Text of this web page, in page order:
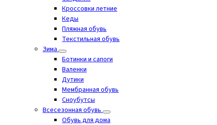
Кроссовки летние
Кеды
Пляжная обувь
Текстильная обувь
Зима
Ботинки и сапоги
Валенки
Дутики
Мембранная обувь
Сноубутсы
Всесезонная обувь
Обувь для дома